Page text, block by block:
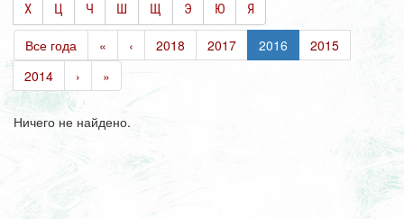
Х
Ц Ч Ш Щ Э Ю Я
Все года « ‹ 2018 2017 2016
2015
2014
› »
Ничего не найдено.